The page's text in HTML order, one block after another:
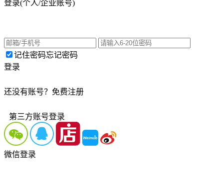
登录(个人/企业账号)
记住密码忘记密码
登录
还没有账号？ 免费注册
第三方账号登录
微信登录